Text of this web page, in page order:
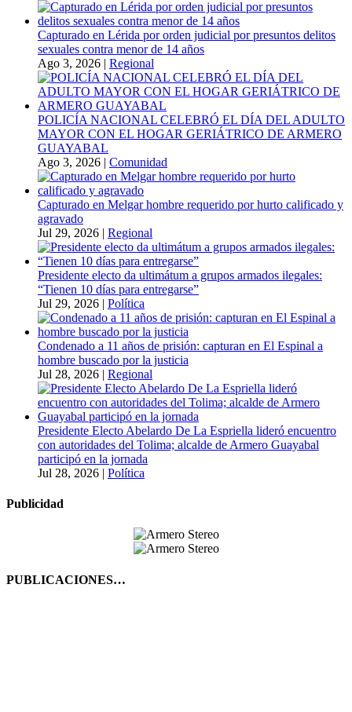
Capturado en Lérida por orden judicial por presuntos delitos
sexuales contra menor de 14 años
Ago 3, 2026 | Regional
POLICÍA NACIONAL CELEBRÓ EL DÍA DEL ADULTO
MAYOR CON EL HOGAR GERIÁTRICO DE ARMERO
GUAYABAL
Ago 3, 2026 | Comunidad
Capturado en Melgar hombre requerido por hurto calificado y
agravado
Jul 29, 2026 | Regional
Presidente electo da ultimátum a grupos armados ilegales:
“Tienen 10 días para entregarse”
Jul 29, 2026 | Política
Condenado a 11 años de prisión: capturan en El Espinal a
hombre buscado por la justicia
Jul 28, 2026 | Regional
Presidente Electo Abelardo De La Espriella lideró encuentro
con autoridades del Tolima; alcalde de Armero Guayabal
participó en la jornada
Jul 28, 2026 | Política
Publicidad
PUBLICACIONES…